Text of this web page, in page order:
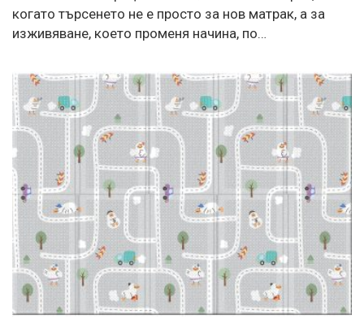
когато търсенето не е просто за нов матрак, а за
изживяване, което променя начина, по…